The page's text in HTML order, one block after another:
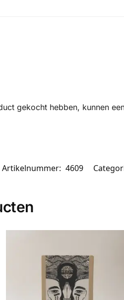
gekocht hebben, kunnen
Artikelnummer: 4609